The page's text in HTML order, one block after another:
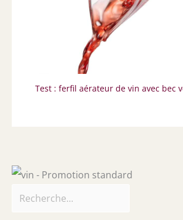
Test : ferfil aérateur de vin avec bec